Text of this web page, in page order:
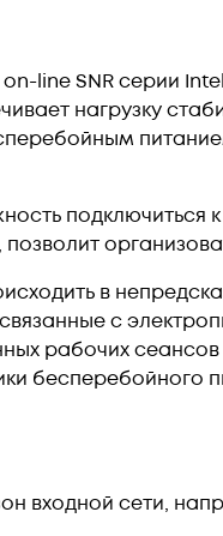
line SNR серии
нагрузку
в
с
рабочих
входной сети,